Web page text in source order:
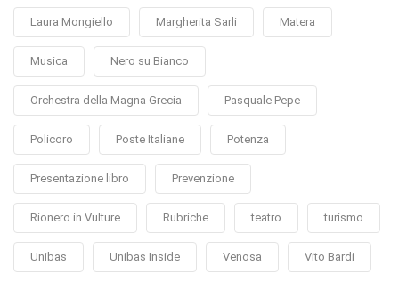
Laura Mongiello Margherita Sarli Matera
Musica Nero su Bianco
Orchestra della Magna Grecia Pasquale Pepe
Policoro Poste Italiane Potenza
Presentazione libro Prevenzione
Rionero in Vulture Rubriche teatro turismo
Unibas Unibas Inside Venosa Vito Bardi